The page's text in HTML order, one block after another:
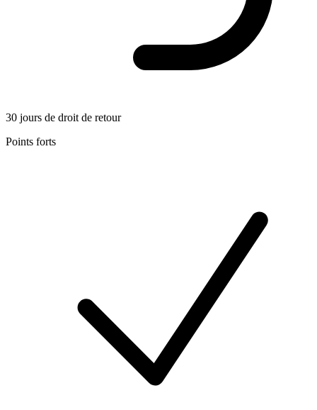
30 jours de droit de retour
Points forts